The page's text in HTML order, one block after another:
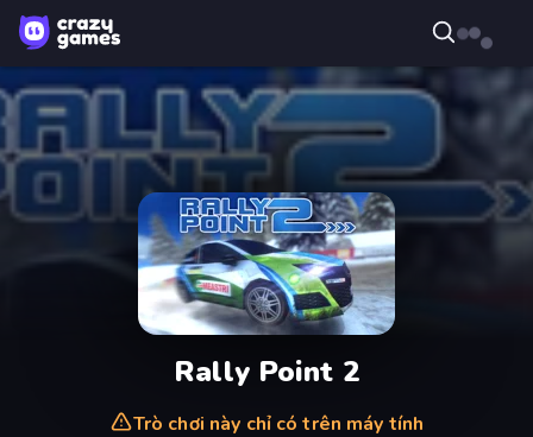
Rally Point 2
Trò chơi này chỉ có trên máy tính